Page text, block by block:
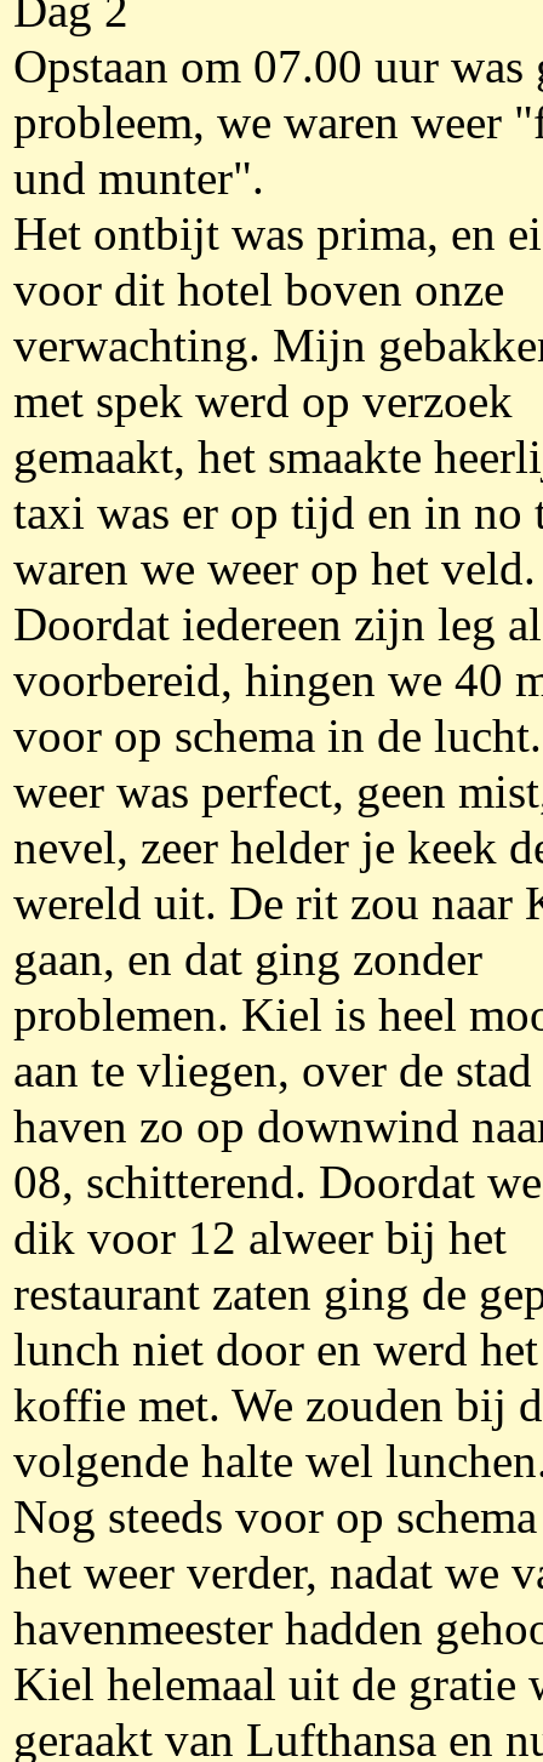
Dag 2
Opstaan om 07.00 uur was
probleem, we waren weer
und munter".
Het ontbijt was prima, en
voor dit hotel boven onze
verwachting. Mijn
met spek werd op verzoek
gemaakt, het smaakte
taxi was er op tijd en in no
waren we weer op het veld.
Doordat iedereen zijn leg
voorbereid, hingen we 40
voor op schema in de
weer was perfect, geen
nevel, zeer helder je keek
wereld uit. De rit zou naar
gaan, en dat ging zonder
problemen. Kiel is heel
aan te vliegen, over de stad
haven zo op downwind
08, schitterend. Doordat
dik voor 12 alweer bij het
restaurant zaten ging de
lunch niet door en werd
koffie met. We zouden bij
volgende halte wel
Nog steeds voor op
het weer verder, nadat we
havenmeester hadden
Kiel helemaal uit de gratie
geraakt van Lufthansa en